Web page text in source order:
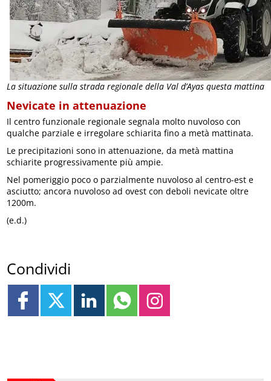
La situazione sulla strada regionale della Val d’Ayas questa mattina
Nevicate in attenuazione
Il centro funzionale regionale segnala molto nuvoloso con
qualche parziale e irregolare schiarita fino a metà mattinata.
Le precipitazioni sono in attenuazione, da metà mattina
schiarite progressivamente più ampie.
Nel pomeriggio poco o parzialmente nuvoloso al centro-est e
asciutto; ancora nuvoloso ad ovest con deboli nevicate oltre
1200m.
(e.d.)
Condividi